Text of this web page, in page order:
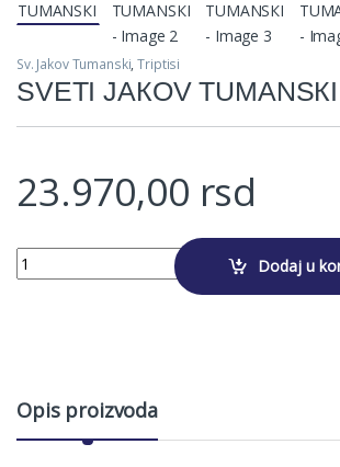
Sv. Jakov Tumanski,Triptisi
SVETI JAКOV TUMANSКI
23.970,00 rsd
SVETI JAКOV TUMANSКI quantity Dodaj u
Opis proizvoda